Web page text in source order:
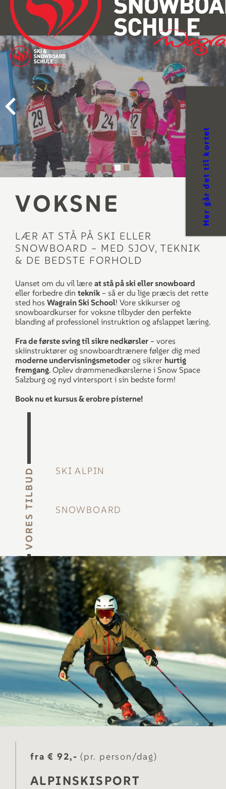
SKI WAGRAIN
BØRN
VOKSEN
Alpint skiløb
Snowboard
PRISER
UDLEJNING
SERVICE
kursus
nu
Til
udlejning
Her går det
til kortet
VOKSNE
LÆR AT STÅ PÅ SKI ELLER
SNOWBOARD – MED SJOV, TEKNIK
& DE BEDSTE FORHOLD
Uanset om du vil lære at stå på ski eller snowboard
eller forbedre din teknik– så er du lige præcis det rette
sted hos Wagrain Ski School! Vore skikurser og
snowboardkurser for voksne tilbyder den perfekte
blanding af professionel instruktion og afslappet læring.
Fra de første sving til sikre nedkørsler – vores
skiinstruktører og snowboardtrænere følger dig med
moderne undervisningsmetoder og sikrer hurtig
fremgang. Oplev drømmenedkørslerne i Snow Space
Salzburg og nyd vintersport i sin bedste form!
Book nu et kursus & erobre pisterne!
VORES TILBUD SKI ALPIN
SNOWBOARD
fra € 92,- (pr. person/dag)
ALPINSKISPORT